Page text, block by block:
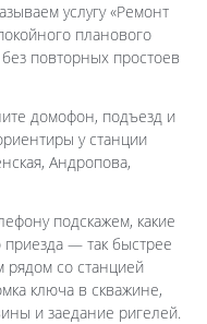
услугу «Ремонт
планового
повторных простоев
домофон, подъезд и
у станции
Андропова,
подскажем, какие
приезда — так быстрее
рядом со станцией
ключа в скважине,
и заедание ригелей.